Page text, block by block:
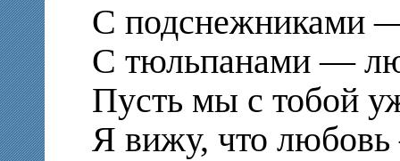
С подснежниками
С тюльпанами —
Пусть мы с тобой
Я вижу, что